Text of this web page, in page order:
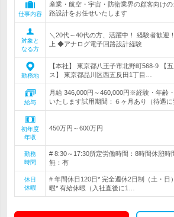
仕事内容
産業・航空・宇宙・防衛業界の顧客向け
路設計をお任せいたします
対象と
なる方
＼20代～40代の方、活躍中！ 経験者歓迎
上 ◆アナログ電子回路設計経験
勤務地
【本社】 東京都八王子市北野町568-9 【
ス】 東京都品川区西五反田1丁目…
給与
月給 346,000円～460,000円※経験・年齢
いたします試用期間：６ヶ月あり（待遇に
初年度
年収
450万円～600万円
勤務
時間
# 8:30～17:30所定労働時間：8時間休憩時
無：有
休日
休暇
# 年間休日120日* 完全週休2日制（土・日
暇* 有給休暇（入社直後に1…